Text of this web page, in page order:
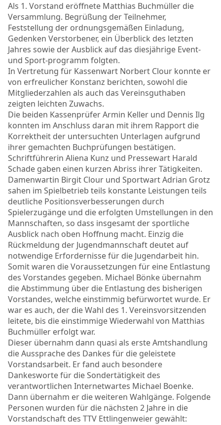
Als 1. Vorstand eröffnete Matthias Buchmüller die
Versammlung. Begrüßung der Teilnehmer,
Feststellung der ordnungsgemäßen Einladung,
Gedenken Verstorbener, ein Überblick des letzten
Jahres sowie der Ausblick auf das diesjährige Event-
und Sport-programm folgten.
In Vertretung für Kassenwart Norbert Clour konnte er
von erfreulicher Konstanz berichten, sowohl die
Mitgliederzahlen als auch das Vereinsguthaben
zeigten leichten Zuwachs.
Die beiden Kassenprüfer Armin Keller und Dennis Ilg
konnten im Anschluss daran mit ihrem Rapport die
Korrektheit der untersuchten Unterlagen aufgrund
ihrer gemachten Buchprüfungen bestätigen.
Schriftführerin Aliena Kunz und Pressewart Harald
Schade gaben einen kurzen Abriss ihrer Tätigkeiten.
Damenwartin Birgit Clour und Sportwart Adrian Grotz
sahen im Spielbetrieb teils konstante Leistungen teils
deutliche Positionsverbesserungen durch
Spielerzugänge und die erfolgten Umstellungen in den
Mannschaften, so dass insgesamt der sportliche
Ausblick nach oben Hoffnung macht. Einzig die
Rückmeldung der Jugendmannschaft deutet auf
notwendige Erfordernisse für die Jugendarbeit hin.
Somit waren die Voraussetzungen für eine Entlastung
des Vorstandes gegeben. Michael Bönke übernahm
die Abstimmung über die Entlastung des bisherigen
Vorstandes, welche einstimmig befürwortet wurde. Er
war es auch, der die Wahl des 1. Vereinsvorsitzenden
leitete, bis die einstimmige Wiederwahl von Matthias
Buchmüller erfolgt war.
Dieser übernahm dann quasi als erste Amtshandlung
die Aussprache des Dankes für die geleistete
Vorstandsarbeit. Er fand auch besondere
Dankesworte für die Sondertätigkeit des
verantwortlichen Internetwartes Michael Boenke.
Dann übernahm er die weiteren Wahlgänge. Folgende
Personen wurden für die nächsten 2 Jahre in die
Vorstandschaft des TTV Ettlingenweier gewählt: